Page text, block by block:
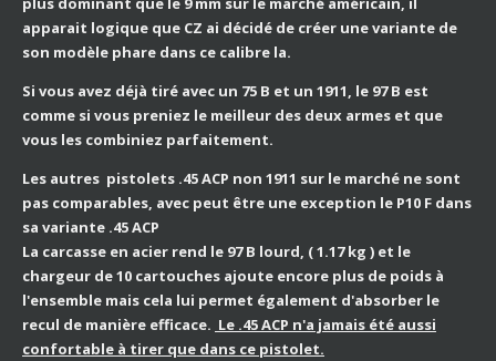
apparait logique que CZ ai décidé de créer une variante de
son modèle phare dans ce calibre la.
Si vous avez déjà tiré avec un 75 B et un 1911, le 97 B est
comme si vous preniez le meilleur des deux armes et que
vous les combiniez parfaitement.
Les autres pistolets .45 ACP non 1911 sur le marché ne sont
pas comparables, avec peut être une exception le P10 F dans
sa variante .45 ACP
La carcasse en acier rend le 97 B lourd, ( 1.17 kg ) et le
chargeur de 10 cartouches ajoute encore plus de poids à
l'ensemble mais cela lui permet également d'absorber le
recul de manière efficace. Le .45 ACP n'a jamais été aussi
confortable à tirer que dans ce pistolet.